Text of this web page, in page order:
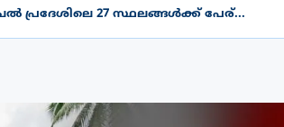
27 സ്ഥലങ്ങൾക്ക് പേര്...